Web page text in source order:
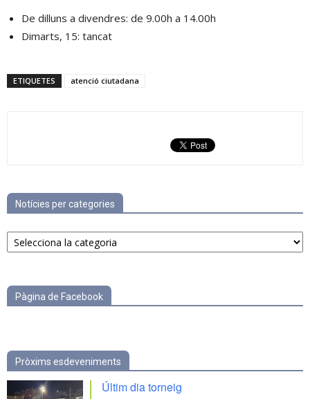
De dilluns a divendres: de 9.00h a 14.00h
Dimarts, 15: tancat
ETIQUETES atenció ciutadana
Notícies per categories
Notícies
per
Pàgina de Facebook
Pròxims esdeveniments
Últim dia torneig